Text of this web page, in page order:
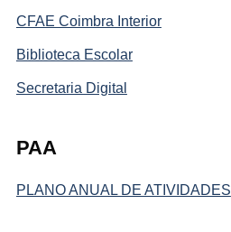
CFAE Coimbra Interior
Biblioteca Escolar
Secretaria Digital
PAA
PLANO ANUAL DE ATIVIDADES